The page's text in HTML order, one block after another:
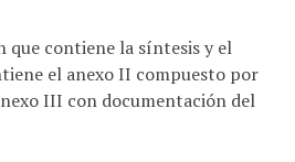
que contiene la síntesis y el
el anexo II compuesto por
III con documentación del